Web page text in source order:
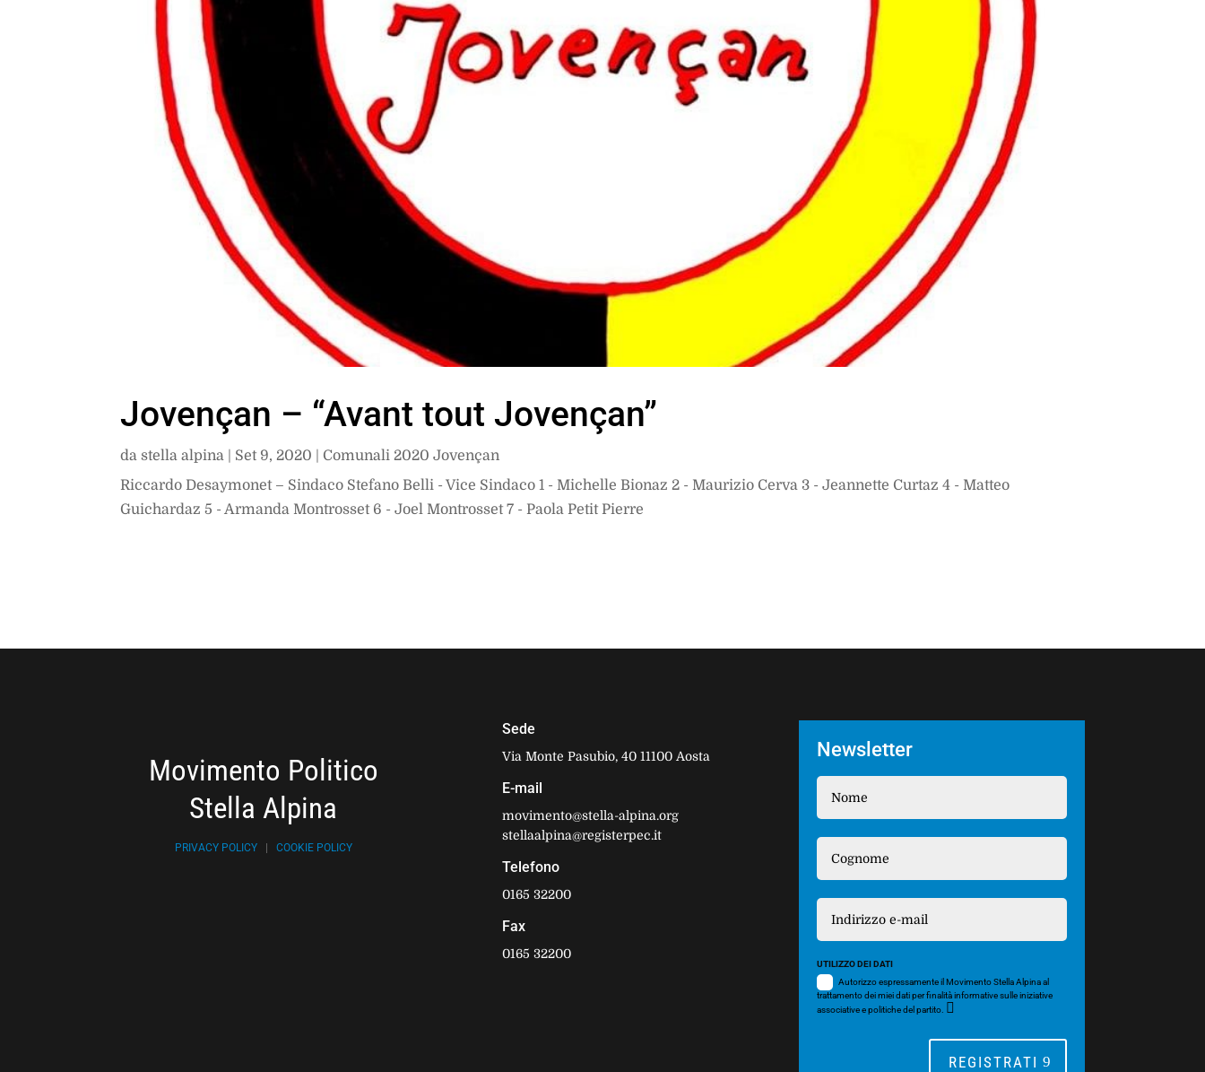
Jovençan – “Avant tout Jovençan”
dastella alpina Set 9, 2020
Comunali 2020 Jovençan
Riccardo Desaymonet – Sindaco Stefano Belli - Vice Sindaco 1 - Michelle Bionaz 2 - Maurizio Cerva 3 - Jeannette Curtaz 4 - Matteo
Guichardaz 5 - Armanda Montrosset 6 - Joel Montrosset 7 - Paola Petit Pierre
Movimento Politico
Stella Alpina
PRIVACY POLICY| COOKIE POLICY
Sede
Via Monte Pasubio, 40 11100 Aosta
E-mail
movimento@stella-alpina.org
stellaalpina@registerpec.it
Telefono
0165 32200
Fax
0165 32200
Newsletter
UTILIZZO DEI DATI
Autorizzo espressamente il Movimento Stella Alpina al
trattamento dei miei dati per finalità informative sulle iniziative
associative e politiche del partito.
REGISTRATI